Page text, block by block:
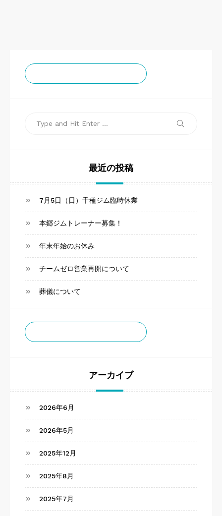
ョ
Search
最近の投稿
7月5日（日）千種ジム臨時休業
本郷ジムトレーナー募集！
年末年始のお休み
チームゼロ営業再開について
葬儀について
アーカイブ
2026年6月
2026年5月
2025年12月
2025年8月
2025年7月